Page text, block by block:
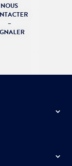
NOUS
–